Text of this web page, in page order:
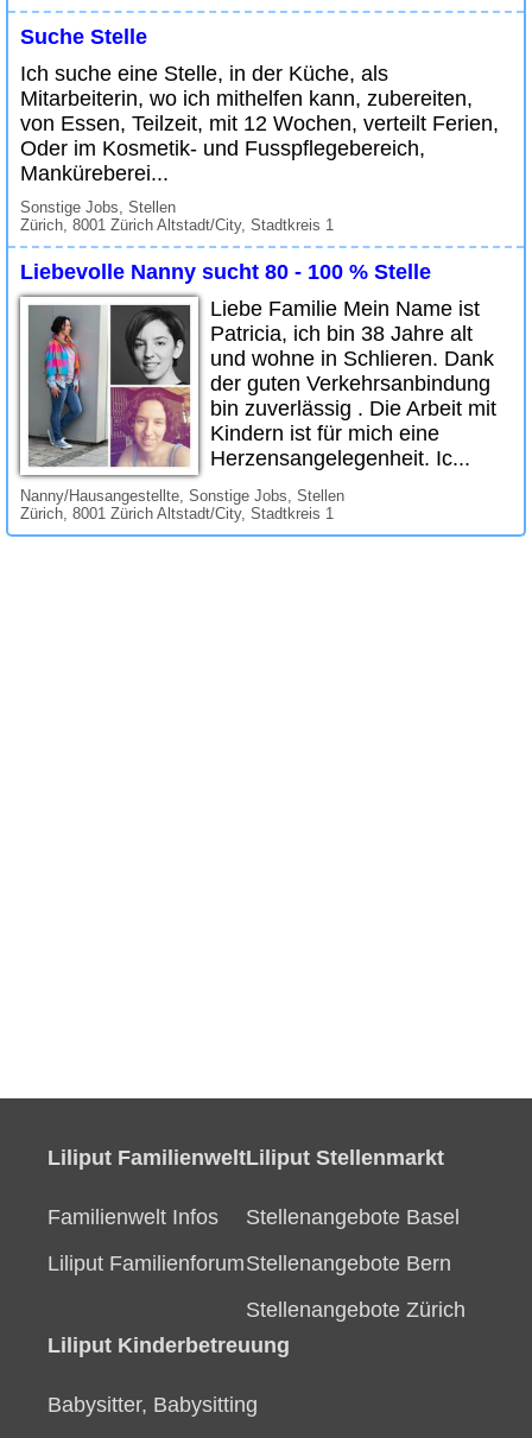
Suche Stelle
Ich suche eine Stelle, in der Küche, als
Mitarbeiterin, wo ich mithelfen kann, zubereiten,
von Essen, Teilzeit, mit 12 Wochen, verteilt Ferien,
Oder im Kosmetik- und Fusspflegebereich,
Manküreberei...
Sonstige Jobs, Stellen
Zürich, 8001 Zürich Altstadt/City, Stadtkreis 1
Liebevolle Nanny sucht 80 - 100 % Stelle
Liebe Familie Mein Name ist
Patricia, ich bin 38 Jahre alt
und wohne in Schlieren. Dank
der guten Verkehrsanbindung
bin zuverlässig . Die Arbeit mit
Kindern ist für mich eine
Herzensangelegenheit. Ic...
Nanny/Hausangestellte, Sonstige Jobs, Stellen
Zürich, 8001 Zürich Altstadt/City, Stadtkreis 1
Liliput Familienwelt
Familienwelt Infos
Liliput Familienforum
Liliput Stellenmarkt
Stellenangebote Basel
Stellenangebote Bern
Stellenangebote Zürich
Liliput Kinderbetreuung
Babysitter, Babysitting